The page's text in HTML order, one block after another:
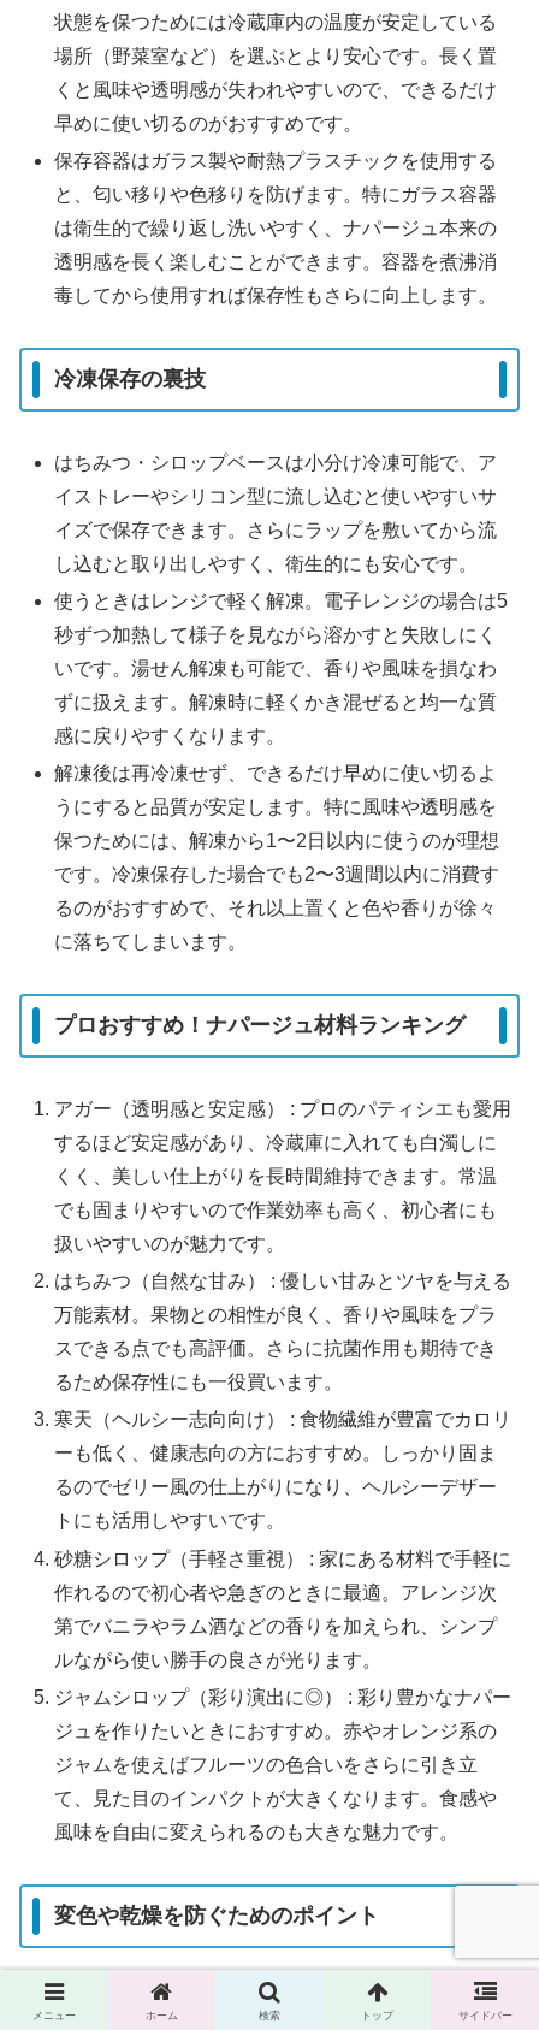
状態を保つためには冷蔵庫内の温度が安定している
場所（野菜室など）を選ぶとより安心です。長く置
くと風味や透明感が失われやすいので、できるだけ
早めに使い切るのがおすすめです。
保存容器はガラス製や耐熱プラスチックを使用する
と、匂い移りや色移りを防げます。特にガラス容器
は衛生的で繰り返し洗いやすく、ナパージュ本来の
透明感を長く楽しむことができます。容器を煮沸消
毒してから使用すれば保存性もさらに向上します。
冷凍保存の裏技
はちみつ・シロップベースは小分け冷凍可能で、ア
イストレーやシリコン型に流し込むと使いやすいサ
イズで保存できます。さらにラップを敷いてから流
し込むと取り出しやすく、衛生的にも安心です。
使うときはレンジで軽く解凍。電子レンジの場合は5
秒ずつ加熱して様子を見ながら溶かすと失敗しにく
いです。湯せん解凍も可能で、香りや風味を損なわ
ずに扱えます。解凍時に軽くかき混ぜると均一な質
感に戻りやすくなります。
解凍後は再冷凍せず、できるだけ早めに使い切るよ
うにすると品質が安定します。特に風味や透明感を
保つためには、解凍から1〜2日以内に使うのが理想
です。冷凍保存した場合でも2〜3週間以内に消費す
るのがおすすめで、それ以上置くと色や香りが徐々
に落ちてしまいます。
プロおすすめ！ナパージュ材料ランキング
アガー（透明感と安定感） : プロのパティシエも愛用
するほど安定感があり、冷蔵庫に入れても白濁しに
くく、美しい仕上がりを長時間維持できます。常温
でも固まりやすいので作業効率も高く、初心者にも
扱いやすいのが魅力です。
はちみつ（自然な甘み） : 優しい甘みとツヤを与える
万能素材。果物との相性が良く、香りや風味をプラ
スできる点でも高評価。さらに抗菌作用も期待でき
るため保存性にも一役買います。
寒天（ヘルシー志向向け） : 食物繊維が豊富でカロリ
ーも低く、健康志向の方におすすめ。しっかり固ま
るのでゼリー風の仕上がりになり、ヘルシーデザー
トにも活用しやすいです。
砂糖シロップ（手軽さ重視） : 家にある材料で手軽に
作れるので初心者や急ぎのときに最適。アレンジ次
第でバニラやラム酒などの香りを加えられ、シンプ
ルながら使い勝手の良さが光ります。
ジャムシロップ（彩り演出に◎） : 彩り豊かなナパー
ジュを作りたいときにおすすめ。赤やオレンジ系の
ジャムを使えばフルーツの色合いをさらに引き立
て、見た目のインパクトが大きくなります。食感や
風味を自由に変えられるのも大きな魅力です。
変色や乾燥を防ぐためのポイント
フルーツが乾く前に塗ることで、水分や色味を閉じ
メニュー ホーム 検索 トップ サイドバー